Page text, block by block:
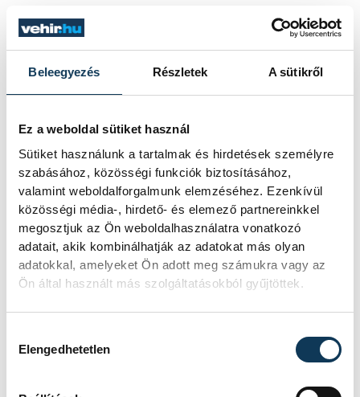
Beleegyezés Részletek A sütikről
Ez a weboldal sütiket használ
Sütiket használunk a tartalmak és hirdetések személyre
szabásához, közösségi funkciók biztosításához,
valamint weboldalforgalmunk elemzéséhez. Ezenkívül
közösségi média-, hirdető- és elemező partnereinkkel
megosztjuk az Ön weboldalhasználatra vonatkozó
adatait, akik kombinálhatják az adatokat más olyan
adatokkal, amelyeket Ön adott meg számukra vagy az
Ön által használt más szolgáltatásokból gyűjtöttek.
Elengedhetetlen
A magyar világbajnoki
úszócsapat:
medencés úszás:
férfiak: Betlehem Dávid (800 és 1500 m
gyors), Holló Balázs (200 m gyors, 400 m
vegyes), Jászó Ádám (50 és 100 m hát), Kós
Hubert (50, 100 és 200 m hát, 100 m
pillangó, 200 m vegyes), Kovács Benedek
(200 m hát), Márton Richárd (200 m
pillangó), Németh Nándor (100 m gyors),
Rasovszky Kristóf (400 és 800 m gyors),
Sárkány Zalán (400 és 1500 m gyors), Szabó